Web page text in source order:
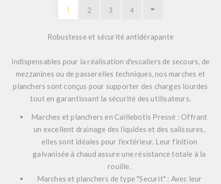
1 2 3 4
Robustesse et sécurité antidérapante
Indispensables pour la réalisation d'escaliers de secours, de
mezzanines ou de passerelles techniques, nos marches et
planchers sont conçus pour supporter des charges lourdes
tout en garantissant la sécurité des utilisateurs.
Marches et planchers en Caillebotis Pressé : Offrant
un excellent drainage des liquides et des salissures,
elles sont idéales pour l'extérieur. Leur finition
galvanisée à chaud assure une résistance totale à la
rouille.
Marches et planchers de type "Securit" : Avec leur